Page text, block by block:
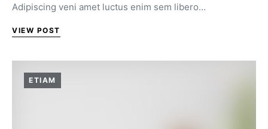
Adipiscing veni amet luctus enim sem libero…
VIEW POST
ETIAM